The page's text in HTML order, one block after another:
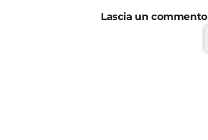
Lascia un commento